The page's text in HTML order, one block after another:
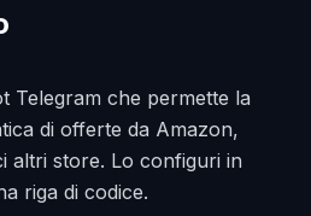
Telegram che permette la
di offerte da Amazon,
altri store. Lo configuri in
riga di codice.